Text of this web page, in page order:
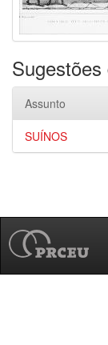
Assunto
SUÍNOS